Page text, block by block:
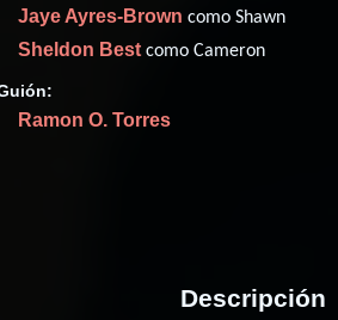
Jaye Ayres-Brown como Shawn
Sheldon Bestcomo Cameron
Ramon O. Torres
Descripción